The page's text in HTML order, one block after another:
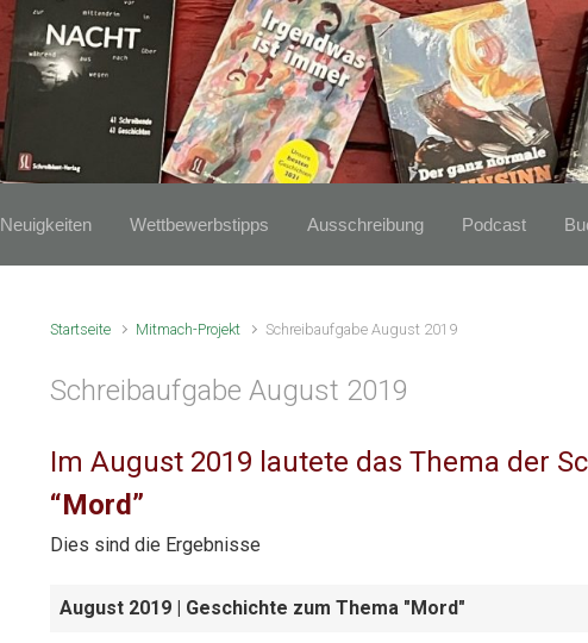
Neuigkeiten Wettbewerbstipps Ausschreibung Podcast
Startseite Mitmach-Projekt Schreibaufgabe August 2019
Schreibaufgabe August 2019
Im August 2019 lautete das Thema der
“Mord”
Dies sind die Ergebnisse
August 2019 | Geschichte zum Thema "Mord"